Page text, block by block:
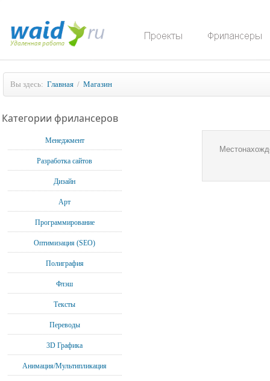
Вы здесь: Главная / Магазин
Категории фрилансеров
Менеджмент
Разработка сайтов
Дизайн
Арт
Программирование
Оптимизация (SEO)
Полиграфия
Флэш
Тексты
Переводы
3D Графика
Анимация/Мультипликация